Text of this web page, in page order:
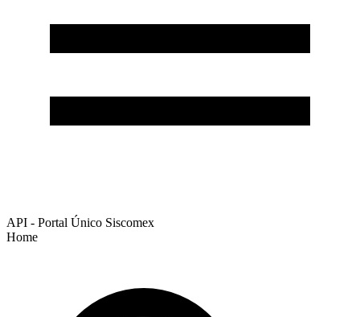
API - Portal Único Siscomex
Home